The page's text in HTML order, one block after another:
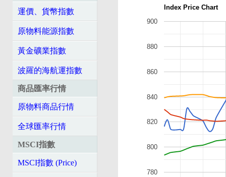
運價、貨幣指數
原物料能源指數
黃金礦業指數
波羅的海航運指數
商品匯率行情
原物料商品行情
全球匯率行情
MSCI指數
MSCI指數 (Price)
Index Price Chart
780
800
820
840
860
880
900